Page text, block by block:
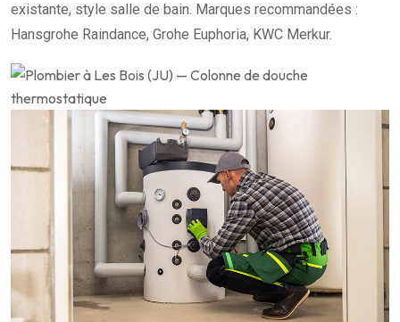
existante, style salle de bain. Marques recommandées :
Hansgrohe Raindance, Grohe Euphoria, KWC Merkur.